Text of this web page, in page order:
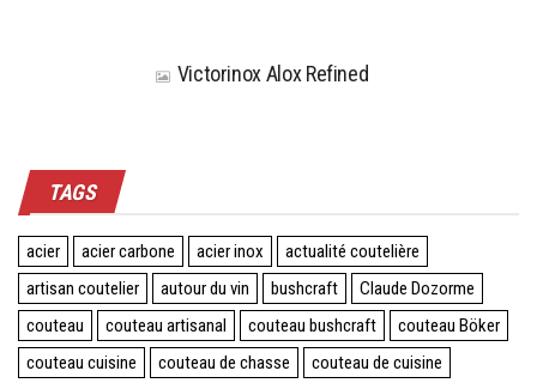
Victorinox Alox Refined
TAGS
acier acier carbone acier inox
actualité coutelière
artisan coutelier
autour du vin bushcraft
Claude Dozorme
couteau
couteau artisanal couteau bushcraft
couteau Böker
couteau cuisine
couteau de chasse
couteau de cuisine